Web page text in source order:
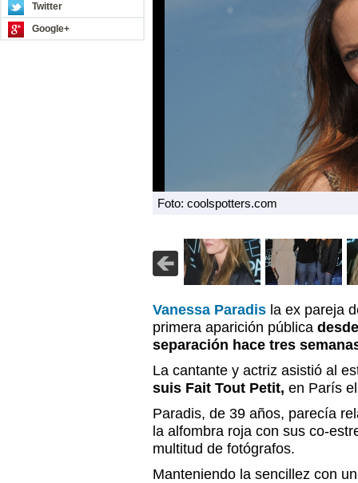
Twitter
Google+
Foto: coolspotters.com
Vanessa Paradis la ex pareja
primera aparición pública
separación hace tres
La cantante y actriz asistió al
suis Fait Tout Petit, en París
Paradis, de 39 años, parecía
la alfombra roja con sus co-
multitud de fotógrafos.
Manteniendo la sencillez con